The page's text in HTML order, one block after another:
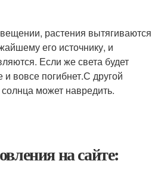
растения вытягиваются
его источнику, и
Если же света будет
вовсе погибнет.С другой
может навредить.
на сайте: